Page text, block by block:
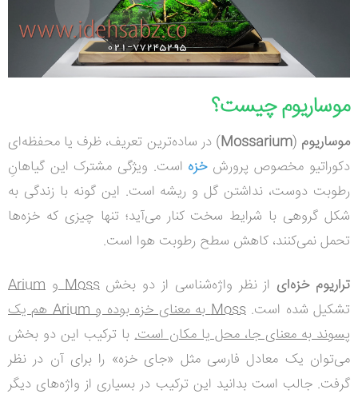
موساریوم چیست؟
موساریوم (
Mossarium
)در ساده‌ترین تعریف، ظرف یا محفظه‌ای
دکوراتیو مخصوص پرورشخزه‌ است. ویژگی مشترک این گیاهانِ
رطوبت دوست، نداشتن گل و ریشه است. این گونه با زندگی به
شکل گروهی با شرایط سخت کنار می‌آید؛ تنها چیزی که خزه‌ها
تحمل نمی‌کنند، کاهش سطح رطوبت هوا است.
تراریوم خزه‌ای از نظر واژه‌شناسی از دو بخشMoss و Arium
تشکیل شده است.Mossبه معنای خزه بوده وAriumهم یک
پسوند به معنای جا، محل یا مکان است.با ترکیب این دو بخش
می‌توان یک معادل فارسی مثل «جای خزه» را برای آن در نظر
گرفت.جالب است بدانید این ترکیب در بسیاری از واژه‌های دیگر